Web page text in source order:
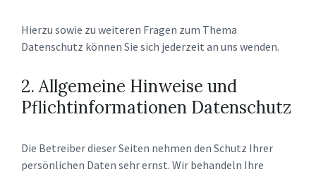
Hierzu sowie zu weiteren Fragen zum Thema
Datenschutz können Sie sich jederzeit an uns wenden.
2. Allgemeine Hinweise und
Pflichtinformationen Datenschutz
Die Betreiber dieser Seiten nehmen den Schutz Ihrer
persönlichen Daten sehr ernst. Wir behandeln Ihre